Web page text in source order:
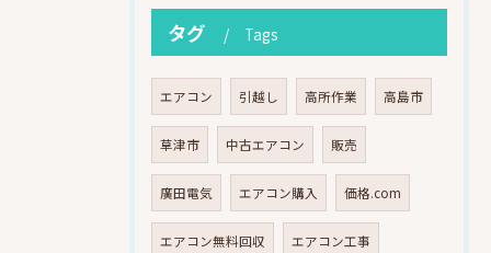
タグ Tags
エアコン 引越し 高所作業 高島市
草津市 中古エアコン 販売
廣田電気 エアコン購入 価格.com
エアコン無料回収 エアコン工事